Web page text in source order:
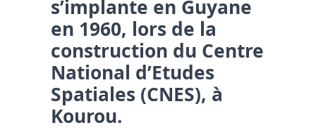
s’implante en Guyane
en 1960, lors de la
construction du Centre
National d’Etudes
Spatiales (CNES), à
Kourou.